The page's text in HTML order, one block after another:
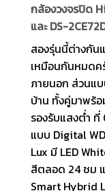
กล้องวงจรปิด
และ DS-
สองรุ่นนี้ต่างกัน
เหมือนกันหมดค
ภายนอก ส่วนแ
บ้าน ทั้งคู่มาพร้
รองรับแสงต่ำ
แบบ Digital
Lux มี LED
สีตลอด 24 ชม
Smart Hybrid